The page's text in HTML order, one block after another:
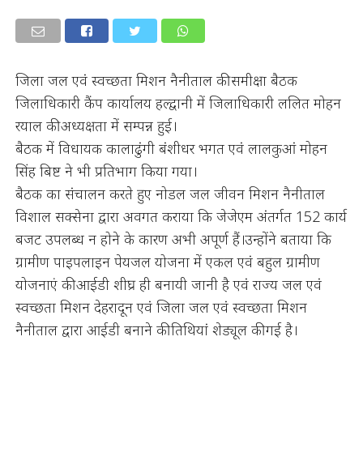
जिला जल एवं स्वच्छता मिशन नैनीताल की समीक्षा बैठक
जिलाधिकारी कैंप कार्यालय हल्द्वानी में जिलाधिकारी ललित मोहन
रयाल की अध्यक्षता में सम्पन्न हुई।
बैठक में विधायक कालाढुंगी बंशीधर भगत एवं लालकुआं मोहन
सिंह बिष्ट ने भी प्रतिभाग किया गया।
बैठक का संचालन करते हुए नोडल जल जीवन मिशन नैनीताल
विशाल सक्सेना द्वारा अवगत कराया कि जेजेएम अंतर्गत 152 कार्य
बजट उपलब्ध न होने के कारण अभी अपूर्ण हैं।उन्होंने बताया कि
ग्रामीण पाइपलाइन पेयजल योजना में एकल एवं बहुल ग्रामीण
योजनाएं की आईडी शीघ्र ही बनायी जानी है एवं राज्य जल एवं
स्वच्छता मिशन देहरादून एवं जिला जल एवं स्वच्छता मिशन
नैनीताल द्वारा आईडी बनाने की तिथियां शेड्यूल की गई है।